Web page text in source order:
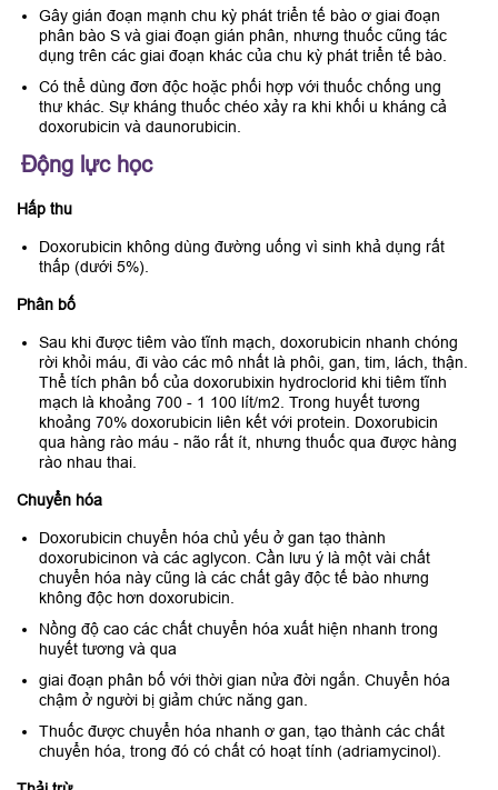
Gây gián đoạn mạnh chu kỳ phát triển tế bào ơ giai đoạn
phân bào S và giai đoạn gián phân, nhưng thuốc cũng tác
dụng trên các giai đoạn khác của chu kỳ phát triển tế bào.
Có thể dùng đơn độc hoặc phối hợp với thuốc chống ung
thư khác. Sự kháng thuốc chéo xảy ra khi khối u kháng cả
doxorubicin và daunorubicin.
Động lực học
Hấp thu
Doxorubicin không dùng đường uống vì sinh khả dụng rất
thấp (dưới 5%).
Phân bố
Sau khi được tiêm vào tĩnh mạch, doxorubicin nhanh chóng
rời khỏi máu, đi vào các mô nhất là phôi, gan, tim, lách, thận.
Thể tích phân bố của doxorubixin hydroclorid khi tiêm tĩnh
mạch là khoảng 700 - 1 100 lít/m2. Trong huyết tương
khoảng 70% doxorubicin liên kết với protein. Doxorubicin
qua hàng rào máu - não rất ít, nhưng thuốc qua được hàng
rào nhau thai.
Chuyển hóa
Doxorubicin chuyển hóa chủ yếu ở gan tạo thành
doxorubicinon và các aglycon. Cần lưu ý là một vài chất
chuyển hóa này cũng là các chất gây độc tế bào nhưng
không độc hơn doxorubicin.
Nồng độ cao các chất chuyển hóa xuất hiện nhanh trong
huyết tương và qua
giai đoạn phân bố với thời gian nửa đời ngắn. Chuyển hóa
chậm ở người bị giảm chức năng gan.
Thuốc được chuyển hóa nhanh ơ gan, tạo thành các chất
chuyển hóa, trong đó có chất có hoạt tính (adriamycinol).